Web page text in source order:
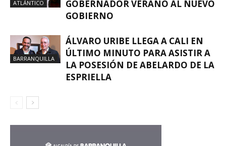
ATLÁNTICO
GOBERNADOR VERANO AL NUEVO
GOBIERNO
BARRANQUILLA
ÁLVARO URIBE LLEGA A CALI EN
ÚLTIMO MINUTO PARA ASISTIR A
LA POSESIÓN DE ABELARDO DE LA
ESPRIELLA